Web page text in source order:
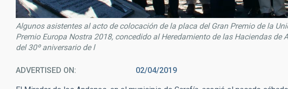
Algunos asistentes al acto de colocación de la placa del Gran Premio de la
Premio Europa Nostra 2018, concedido al Heredamiento de las Haciendas de
del 30º aniversario de l
ADVERTISED ON 02/04/2019